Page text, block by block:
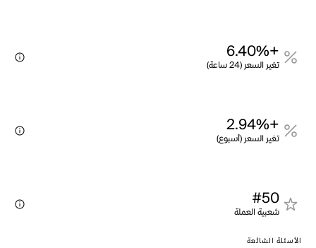
+6.40%
تغير السعر (24 ساعة)
+2.94%
تغير السعر (أسبوع)
#50
شعبية العملة
الأسئلة الشائعة